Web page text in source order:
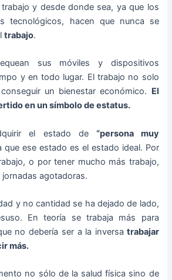
y desde donde sea, ya que los
tecnológicos, hacen que nunca se
trabajo.
sus móviles y dispositivos
y en todo lugar. El trabajo no solo
un bienestar económico. El
en un símbolo de estatus.
el estado de “persona muy
que ese estado es el estado ideal. Por
o por tener mucho más trabajo,
agotadoras.
y no cantidad se ha dejado de lado,
En teoría se trabaja más para
no debería ser a la inversa trabajar
más.
no sólo de la salud física sino de